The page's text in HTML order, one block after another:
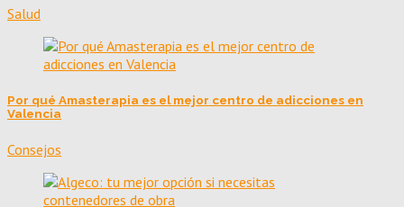
Salud
Por qué Amasterapia es el mejor centro de adicciones en
Valencia
Consejos